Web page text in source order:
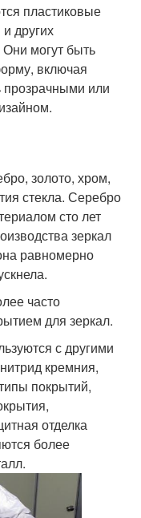
пластиковые
других
Они могут быть
включая
прозрачными или
золото, хром,
стекла. Серебро
сто лет
зеркал
равномерно
часто
для зеркал.
с другими
кремния,
покрытий,
отделка
более